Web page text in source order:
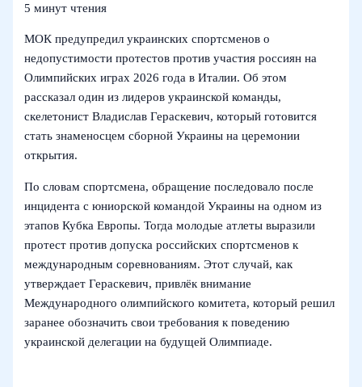
5 минут чтения
МОК предупредил украинских спортсменов о
недопустимости протестов против участия россиян на
Олимпийских играх 2026 года в Италии. Об этом
рассказал один из лидеров украинской команды,
скелетонист Владислав Гераскевич, который готовится
стать знаменосцем сборной Украины на церемонии
открытия.
По словам спортсмена, обращение последовало после
инцидента с юниорской командой Украины на одном из
этапов Кубка Европы. Тогда молодые атлеты выразили
протест против допуска российских спортсменов к
международным соревнованиям. Этот случай, как
утверждает Гераскевич, привлёк внимание
Международного олимпийского комитета, который решил
заранее обозначить свои требования к поведению
украинской делегации на будущей Олимпиаде.